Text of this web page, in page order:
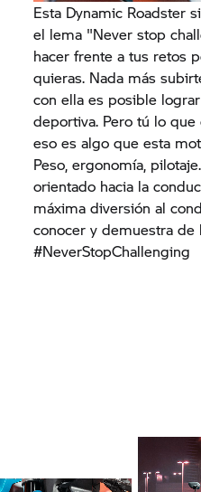
Esta Dynamic Roadster
el lema "Never stop
hacer frente a tus retos
quieras. Nada más
con ella es posible
deportiva. Pero tú lo
eso es algo que esta
Peso, ergonomía,
orientado hacia la
máxima diversión al
conocer y demuestra de
#NeverStopChallenging